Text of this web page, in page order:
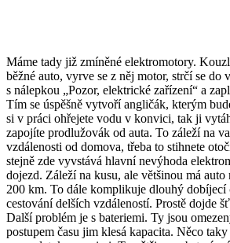
Máme tady již zmíněné elektromotory.
běžné auto, vyrve se z něj motor, strčí se do
s nálepkou „Pozor, elektrické zařízení“ a
Tím se úspěšně vytvoří angličák, kterým
si v práci ohřejete vodu v konvici, tak ji
zapojíte prodlužovák od auta. To záleží na
vzdálenosti od domova, třeba to stihnete
stejně zde vyvstává hlavní nevýhoda
dojezd. Záleží na kusu, ale většinou má
200 km. To dále komplikuje dlouhý dobíjecí
cestování delších vzdáleností. Prostě dojde
Další problém je s bateriemi. Ty jsou
postupem času jim klesá kapacita. Něco